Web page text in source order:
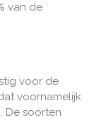
van de
voor de
voornamelijk
De soorten